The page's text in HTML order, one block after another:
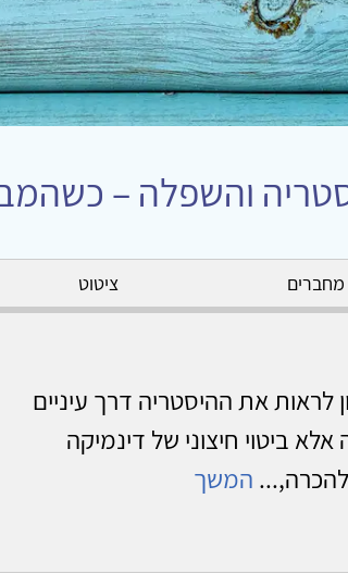
והשפלה –
מחברים ציטוט
את ההיסטריה דרך עיניים
ביטוי חיצוני של דינמיקה
המשך